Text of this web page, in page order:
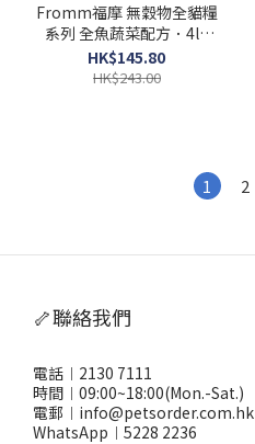
Fromm福摩 無穀物全貓糧
系列 全魚蔬菜配方．4lb
EXP:06/2026
HK$145.80
HK$243.00
1 2
🦴聯絡我們
電話︱2130 7111
時間︱09:00~18:00(Mon.-Sat.)
電郵︱info@petsorder.com.hk
WhatsApp︱ 5228 2236